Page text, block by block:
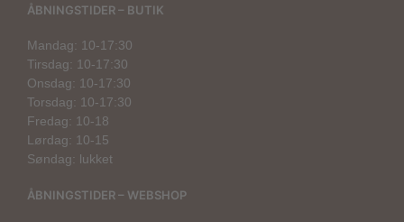
ÅBNINGSTIDER – BUTIK
Mandag: 10-17:30
Tirsdag: 10-17:30
Onsdag: 10-17:30
Torsdag: 10-17:30
Fredag: 10-18
Lørdag: 10-15
Søndag: lukket
ÅBNINGSTIDER – WEBSHOP